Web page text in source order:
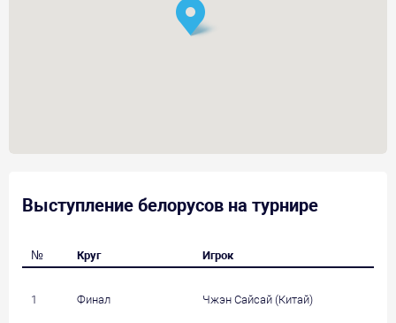
Выступление белорусов на турнире
№ Круг Игрок
1 Финал Чжэн Сайсай (Китай)